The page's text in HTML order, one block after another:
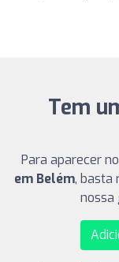
Tem
Para aparecer
em Belém, basta